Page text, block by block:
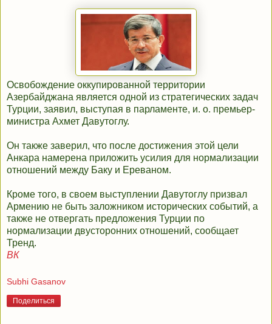
Освобождение оккупированной территории
Азербайджана является одной из стратегических задач
Турции, заявил, выступая в парламенте, и. о. премьер-
министра Ахмет Давутоглу.
Он также заверил, что после достижения этой цели
Анкара намерена приложить усилия для нормализации
отношений между Баку и Ереваном.
Кроме того, в своем выступлении Давутоглу призвал
Армению не быть заложником исторических событий, а
также не отвергать предложения Турции по
нормализации двусторонних отношений, сообщает
Тренд.
ВК
Subhi Gasanov
Поделиться